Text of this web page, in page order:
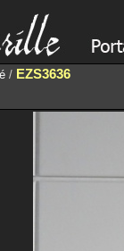
/ EZS3636